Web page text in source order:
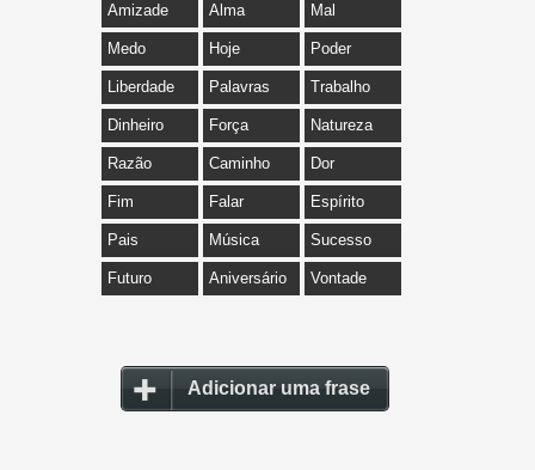
Amizade Alma Mal
Medo Hoje Poder
Liberdade Palavras Trabalho
Dinheiro Força Natureza
Razão Caminho Dor
Fim Falar Espírito
Pais Música Sucesso
Futuro Aniversário Vontade
Adicionar uma frase